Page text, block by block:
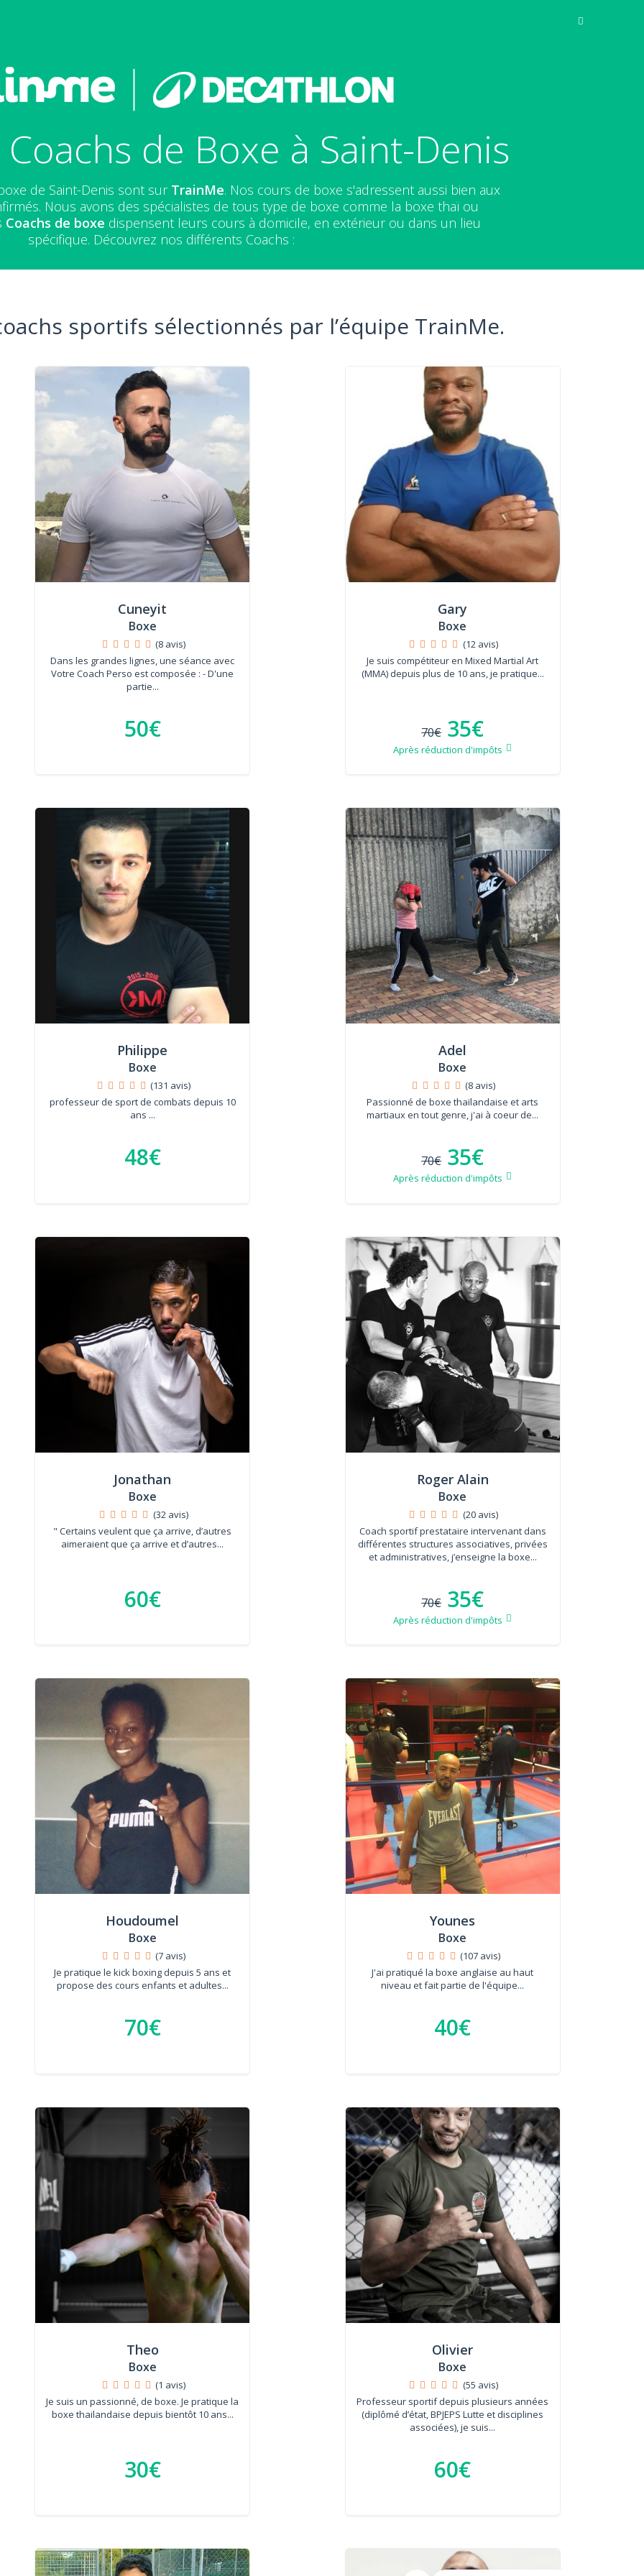
de Boxe à Saint-Denis
de Saint-Denis sont sur TrainMe. Nos cours de boxe s'adressent aussi bien aux
Nous avons des spécialistes de tous type de boxe comme la boxe thaï ou
Coachs de boxe dispensent leurs cours à domicile, en extérieur ou dans un lieu
spécifique. Découvrez nos différents Coachs :
sportifs sélectionnés par l’équipe TrainMe.
Cuneyit
Boxe
(8 avis)
Dans les grandes lignes, une séance avec
Votre Coach Perso est composée : - D'une
partie...
50€
Gary
Boxe
(12 avis)
Je suis compétiteur en Mixed Martial Art
(MMA) depuis plus de 10 ans, je pratique...
70€ 35€
Après réduction d'impôts
Philippe
Boxe
(131 avis)
professeur de sport de combats depuis 10
ans ...
48€
Adel
Boxe
(8 avis)
Passionné de boxe thaïlandaise et arts
martiaux en tout genre, j'ai à coeur de...
70€ 35€
Après réduction d'impôts
Jonathan
Boxe
(32 avis)
" Certains veulent que ça arrive, d’autres
aimeraient que ça arrive et d’autres...
60€
Roger Alain
Boxe
(20 avis)
Coach sportif prestataire intervenant dans
différentes structures associatives, privées
et administratives, j’enseigne la boxe...
70€ 35€
Après réduction d'impôts
Houdoumel
Boxe
(7 avis)
Je pratique le kick boxing depuis 5 ans et
propose des cours enfants et adultes...
70€
Younes
Boxe
(107 avis)
J'ai pratiqué la boxe anglaise au haut
niveau et fait partie de l'équipe...
40€
Theo
Boxe
(1 avis)
Je suis un passionné, de boxe. Je pratique la
boxe thailandaise depuis bientôt 10 ans...
30€
Olivier
Boxe
(55 avis)
Professeur sportif depuis plusieurs années
(diplômé d’état, BPJEPS Lutte et disciplines
associées), je suis...
60€